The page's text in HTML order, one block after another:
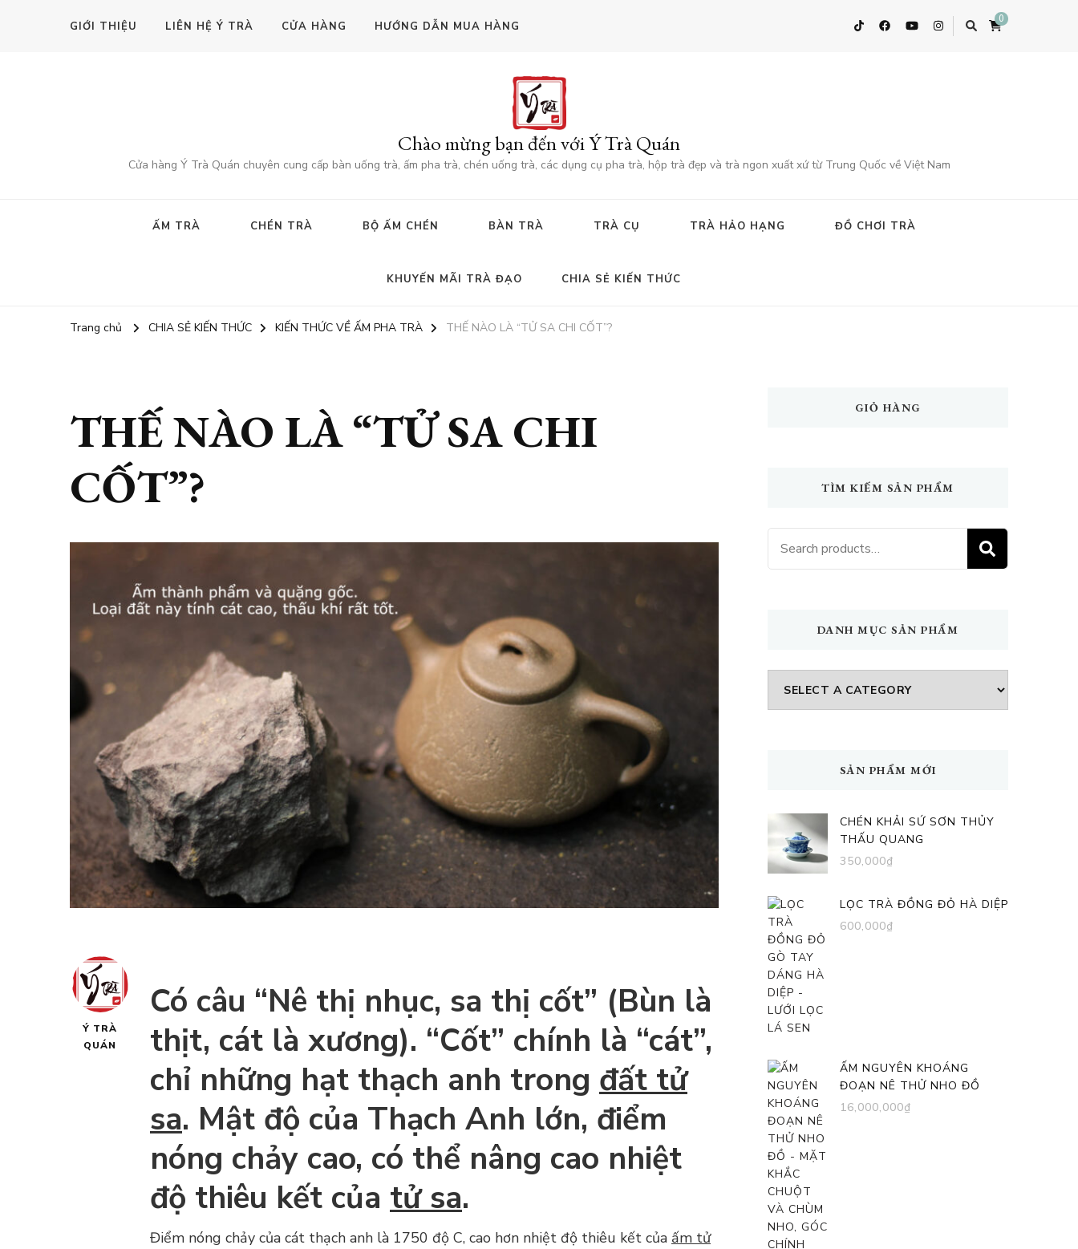
GIỚI THIỆU LIÊN HỆ Ý TRÀ CỬA HÀNG HƯỚNG DẪN MUA HÀNG
0
Chào mừng bạn đến với Ý Trà Quán
Cửa hàng Ý Trà Quán chuyên cung cấp bàn uống trà, ấm pha trà, chén uống trà, các dụng cụ pha trà, hộp trà đẹp và trà ngon xuất xứ từ Trung Quốc về Việt Nam
ẤM TRÀ CHÉN TRÀ BỘ ẤM CHÉN BÀN TRÀ TRÀ CỤ TRÀ HẢO HẠNG ĐỒ CHƠI TRÀ
KHUYẾN MÃI TRÀ ĐẠO CHIA SẺ KIẾN THỨC
Trang chủ CHIA SẺ KIẾN THỨC KIẾN THỨC VỀ ẤM PHA TRÀ THẾ NÀO LÀ “TỬ SA CHI CỐT”?
THẾ NÀO LÀ “TỬ SA CHI
CỐT”?
Ý TRÀ
QUÁN
Có câu “Nê thị nhục, sa thị cốt” (Bùn là
thịt, cát là xương). “Cốt” chính là “cát”,
chỉ những hạt thạch anh trong đất tử
sa. Mật độ của Thạch Anh lớn, điểm
nóng chảy cao, có thể nâng cao nhiệt
độ thiêu kết của tử sa.
Điểm nóng chảy của cát thạch anh là 1750 độ C, cao hơn nhiệt độ thiêu kết của ấm tử
GIỎ HÀNG
TÌM KIẾM SẢN PHẨM
Search
for:
DANH MỤC SẢN PHẨM
SẢN PHẨM MỚI
CHÉN KHẢI SỨ SƠN THỦY
THẤU QUANG
350,000₫
LỌC TRÀ ĐỒNG ĐỎ HÀ DIỆP
600,000₫
ẤM NGUYÊN KHOÁNG
ĐOẠN NÊ THỬ NHO ĐỒ
16,000,000₫